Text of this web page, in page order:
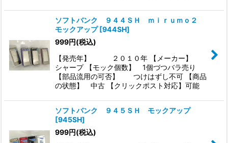
ソフトバンク ９４４ＳＨ ｍｉｒｕｍｏ２
モックアップ [944SH]
999円(税込)
【発売年】 ２０１０年 【メーカー】
シャープ 【モック個数】 1個づつバラ売り
【部品流用の可否】 つけはずし不可 【商品
の状態】 中古 【クリックポスト対応】可能
ソフトバンク ９４５ＳＨ モックアップ
[945SH]
999円(税込)